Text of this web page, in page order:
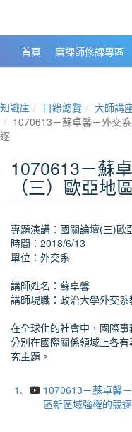
首頁 磨課師修課專區
知識庫 目錄總覽 大師講
1070613－蘇卓馨－外交
逐
1070613－蘇
（三）歐亞地
專題演講：國關論壇(三)歐
時間：2018/6/13
單位：外交系
講師姓名：蘇卓馨
講師現職：政治大學外交系
在全球化的社會中，國際
分別在國際關係領域上各
究主題。
1.
1070613－蘇卓馨
區新區域強權的競逐